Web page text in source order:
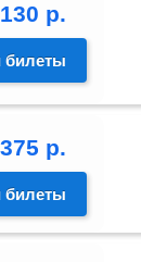
р.
билеты
р.
билеты